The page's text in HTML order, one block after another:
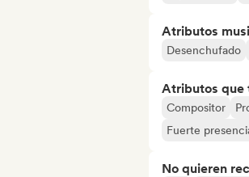
Atributos
Desenchufado
Atributos que
Compositor
Fuerte
No quieren